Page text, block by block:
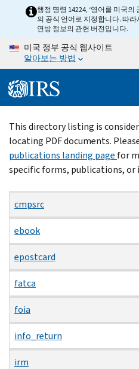
content
행정 명령 14224, ‘영어를 미국
의 공식 언어로 지정합니다. 따
연방 정보의 관헌 버전입니다.
미국 정부 공식 웹사이트
알아보는 방법
Beginning
of
main
content
This directory listing is
locating PDF documents.
publications landing page for
specific forms, publications, or
cmpsrc
ebook
epostcard
fatca
foia
info_return
irm